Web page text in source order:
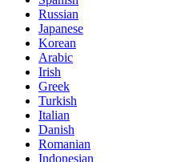
Russian
Japanese
Korean
Arabic
Irish
Greek
Turkish
Italian
Danish
Romanian
Indonesian